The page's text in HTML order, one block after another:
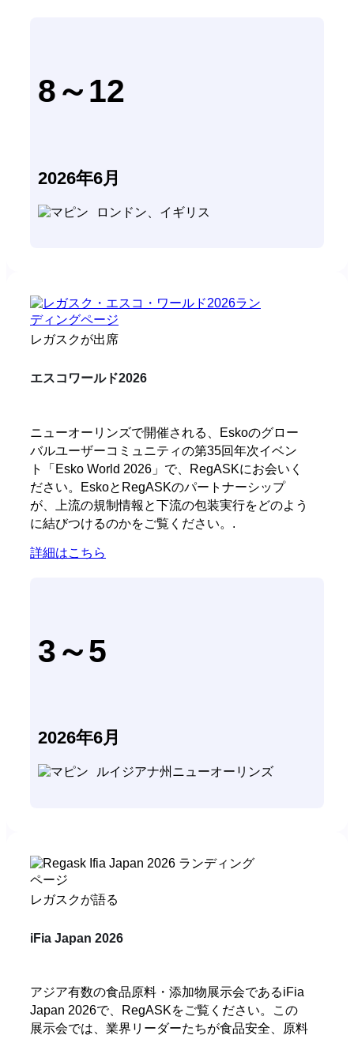
8～12
2026年6月
ロンドン、イギリス
レガスクが出席
エスコワールド2026
ニューオーリンズで開催される、Eskoのグロー
バルユーザーコミュニティの第35回年次イベン
ト「Esko World 2026」で、RegASKにお会いく
ださい。EskoとRegASKのパートナーシップ
が、上流の規制情報と下流の包装実行をどのよう
に結びつけるのかをご覧ください。.
詳細はこちら
3～5
2026年6月
ルイジアナ州ニューオーリンズ
レガスクが語る
iFia Japan 2026
アジア有数の食品原料・添加物展示会であるiFia
Japan 2026で、RegASKをご覧ください。この
展示会では、業界リーダーたちが食品安全、原料